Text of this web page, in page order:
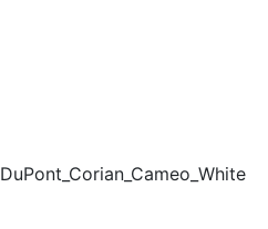
DuPont_Corian_Cameo_White